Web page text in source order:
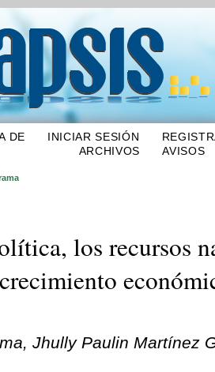
DE INICIAR SESIÓN
ARCHIVOS
AVISOS
los recursos
Jhully Paulin Martínez